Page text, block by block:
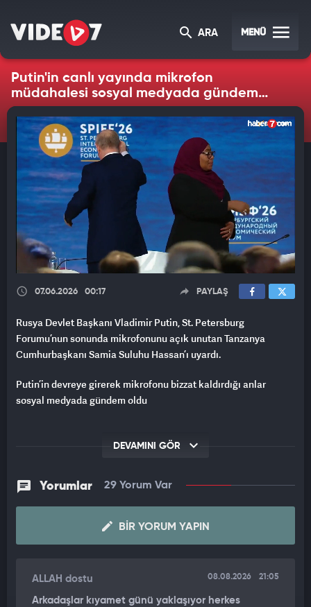
ARA MENÜ
Putin'in canlı yayında mikrofon
müdahalesi sosyal medyada gündem
oldu
07.06.2026 00:17 PAYLAŞ
Rusya Devlet Başkanı Vladimir Putin, St. Petersburg
Forumu’nun sonunda mikrofonunu açık unutan Tanzanya
Cumhurbaşkanı Samia Suluhu Hassan’ı uyardı.
Putin’in devreye girerek mikrofonu bizzat kaldırdığı anlar
sosyal medyada gündem oldu
DEVAMINI GÖR
Yorumlar 29 Yorum Var
BIR YORUM YAPIN
ALLAH dostu 08.08.2026 21:05
Arkadaşlar kıyamet günü yaklaşıyor herkes